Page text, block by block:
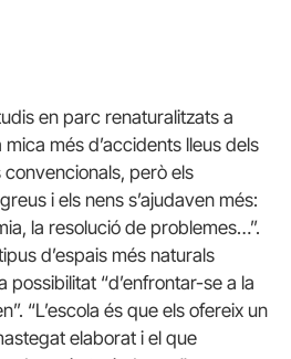
en parc renaturalitzats a
més d’accidents lleus dels
però els
i els nens s’ajudaven més:
la resolució de problemes…”.
d’espais més naturals
possibilitat “d’enfrontar-se a la
“L’escola és que els ofereix un
elaborat i el que